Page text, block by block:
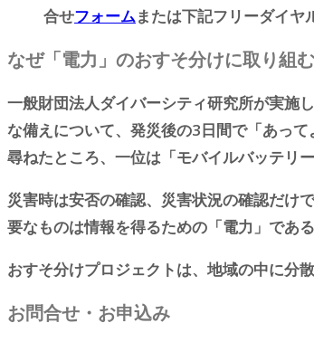
合せフォームまたは下記フリーダイヤ
なぜ「電力」のおすそ分けに取り組
一般財団法人ダイバーシティ研究所が実施
な備えについて、発災後の3日間で「あっ
尋ねたところ、一位は「モバイルバッテリ
災害時は安否の確認、災害状況の確認だけ
要なものは情報を得るための「電力」であ
おすそ分けプロジェクトは、地域の中に分
お問合せ・お申込み